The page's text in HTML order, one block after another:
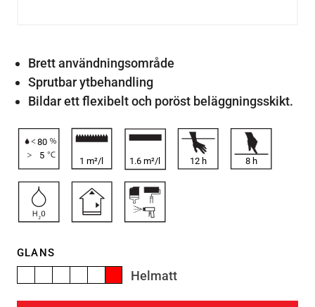
Brett användningsområde
Sprutbar ytbehandling
Bildar ett flexibelt och poröst beläggningsskikt.
80
5
1 m²/l 1.6 m²/l 12 h 8 h
GLANS
Helmatt